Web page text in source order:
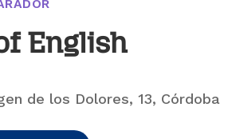
English
de los Dolores, 13, Córdoba